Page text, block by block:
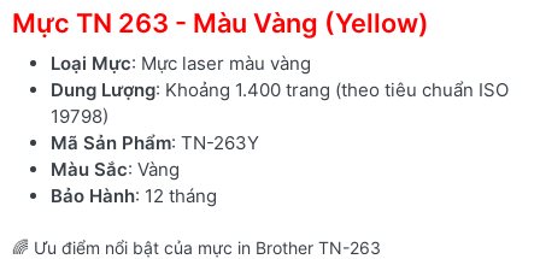
Mực TN 263 - Màu Vàng (Yellow)
Loại Mực: Mực laser màu vàng
Dung Lượng: Khoảng 1.400 trang (theo tiêu chuẩn ISO
19798)
Mã Sản Phẩm: TN-263Y
Màu Sắc: Vàng
Bảo Hành: 12 tháng
🌈 Ưu điểm nổi bật của mực in Brother TN-263